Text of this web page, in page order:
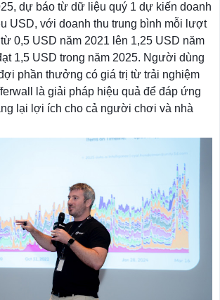
dự báo từ dữ liệu quý 1 dự kiến doanh
USD, với doanh thu trung bình mỗi lượt
0,5 USD năm 2021 lên 1,25 USD năm
1,5 USD trong năm 2025. Người dùng
phần thưởng có giá trị từ trải nghiệm
là giải pháp hiệu quả để đáp ứng
lại lợi ích cho cả người chơi và nhà